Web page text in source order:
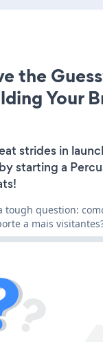
the
Your
strides in
starting a
tough question:
a mais